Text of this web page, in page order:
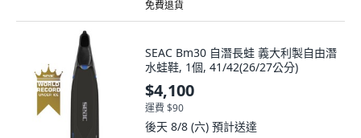
免費退貨
SEAC Bm30 自潛長蛙 義大利製自由潛
水蛙鞋, 1個, 41/42(26/27公分)
$4,100
運費 $90
後天 8/8 (六) 預計送達